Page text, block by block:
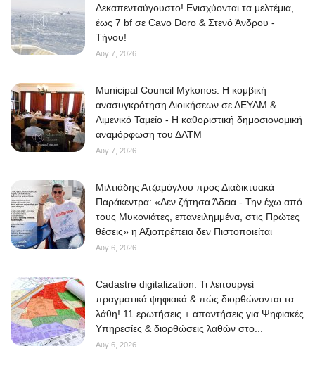
Δεκαπενταύγουστο! Ενισχύονται τα μελτέμια,
έως 7 bf σε Cavo Doro & Στενό Άνδρου -
Τήνου!
Αυγ 7, 2026
Municipal Council Mykonos: Η κομβική
ανασυγκρότηση Διοικήσεων σε ΔΕΥΑΜ &
Λιμενικό Ταμείο - Η καθοριστική δημοσιονομική
αναμόρφωση του ΔΛΤΜ
Αυγ 7, 2026
Μιλτιάδης Ατζαμόγλου προς Διαδικτυακά
Παράκεντρα: «Δεν ζήτησα Άδεια - Την έχω από
τους Μυκονιάτες, επανειλημμένα, στις Πρώτες
θέσεις» η Αξιοπρέπεια δεν Πιστοποιείται
Αυγ 6, 2026
Cadastre digitalization: Τι λειτουργεί
πραγματικά ψηφιακά & πώς διορθώνονται τα
λάθη! 11 ερωτήσεις + απαντήσεις για Ψηφιακές
Υπηρεσίες & διορθώσεις λαθών στο...
Αυγ 6, 2026